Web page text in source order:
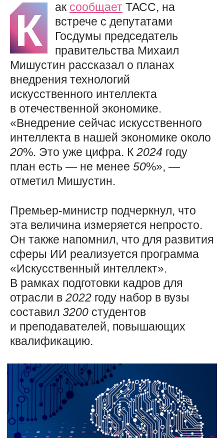
К ак сообщает ТАСС, на
встрече с депутатами
Госдумы председатель
правительства Михаил
Мишустин рассказал о планах
внедрения технологий
искусственного интеллекта
в отечественной экономике.
«Внедрение сейчас искусственного
интеллекта в нашей экономике около
20%. Это уже цифра. К 2024 году
план есть — не менее 50%», —
отметил Мишустин.
Премьер-министр подчеркнул, что
эта величина измеряется непросто.
Он также напомнил, что для развития
сферы ИИ реализуется программа
«Искусственный интеллект».
В рамках подготовки кадров для
отрасли в 2022 году набор в вузы
составил 3200 студентов
и преподавателей, повышающих
квалификацию.